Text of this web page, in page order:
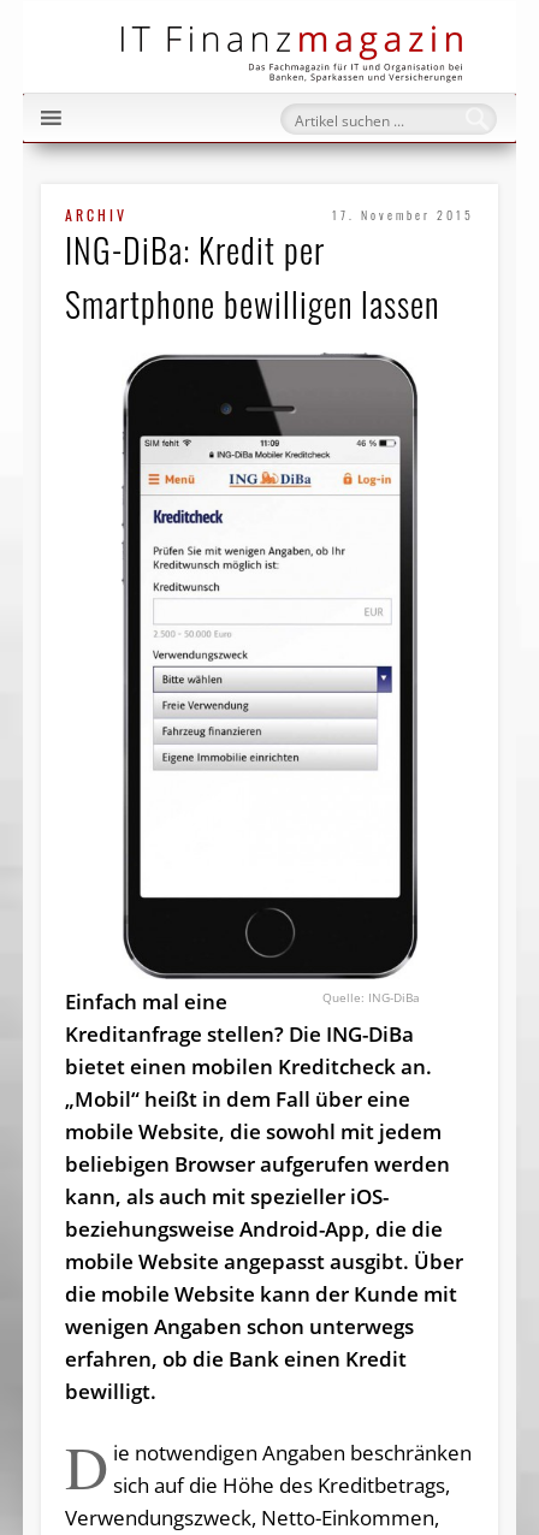
ARCHIV 17. November 2015
ING-DiBa: Kredit per
Smartphone bewilligen lassen
ING-DiBa
Einfach mal eine
Kreditanfrage stellen? Die ING-DiBa
bietet einen mobilen Kreditcheck an.
„Mobil“ heißt in dem Fall über eine
mobile Website, die sowohl mit jedem
beliebigen Browser aufgerufen werden
kann, als auch mit spezieller iOS-
beziehungsweise Android-App, die die
mobile Website angepasst ausgibt. Über
die mobile Website kann der Kunde mit
wenigen Angaben schon unterwegs
erfahren, ob die Bank einen Kredit
bewilligt.
D ie notwendigen Angaben beschränken
sich auf die Höhe des Kreditbetrags,
Verwendungszweck, Netto-Einkommen,